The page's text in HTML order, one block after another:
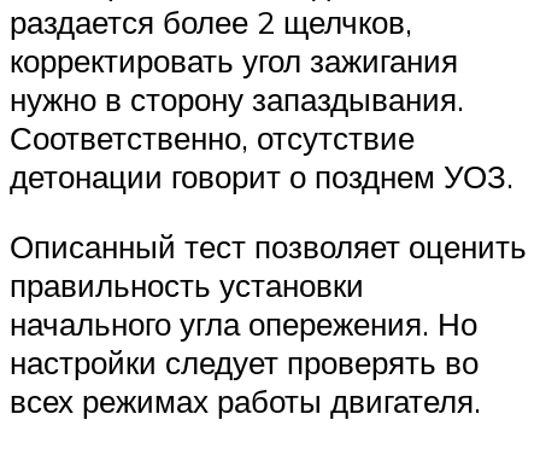
раздается более 2 щелчков,
корректировать угол зажигания
нужно в сторону запаздывания.
Соответственно, отсутствие
детонации говорит о позднем УОЗ.
Описанный тест позволяет оценить
правильность установки
начального угла опережения. Но
настройки следует проверять во
всех режимах работы двигателя.